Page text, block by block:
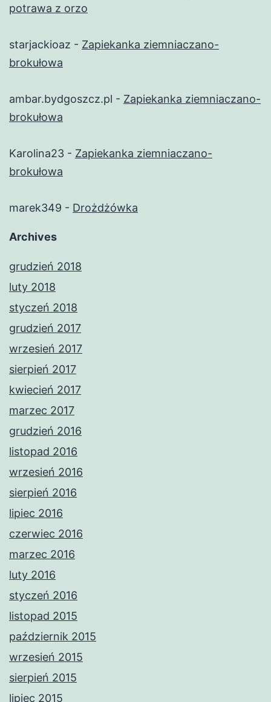
potrawa z orzo
starjackioaz - Zapiekanka ziemniaczano-
brokułowa
ambar.bydgoszcz.pl - Zapiekanka ziemniaczano-
brokułowa
Karolina23 - Zapiekanka ziemniaczano-
brokułowa
marek349 - Drożdżówka
Archives
grudzień 2018
luty 2018
styczeń 2018
grudzień 2017
wrzesień 2017
sierpień 2017
kwiecień 2017
marzec 2017
grudzień 2016
listopad 2016
wrzesień 2016
sierpień 2016
lipiec 2016
czerwiec 2016
marzec 2016
luty 2016
styczeń 2016
listopad 2015
październik 2015
wrzesień 2015
sierpień 2015
lipiec 2015